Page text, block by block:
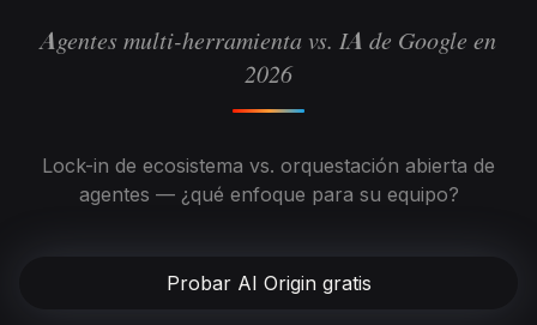
Agentes multi-herramienta vs. IA de Google en
2026
Lock-in de ecosistema vs. orquestación abierta de
agentes — ¿qué enfoque para su equipo?
Probar AI Origin gratis